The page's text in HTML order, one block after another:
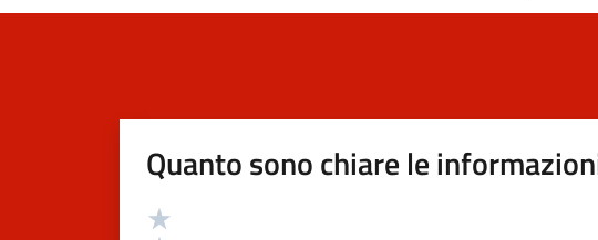
Quanto sono chiare le
Valutazione